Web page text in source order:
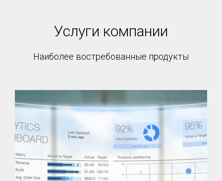
Услуги компании
Наиболее востребованные продукты